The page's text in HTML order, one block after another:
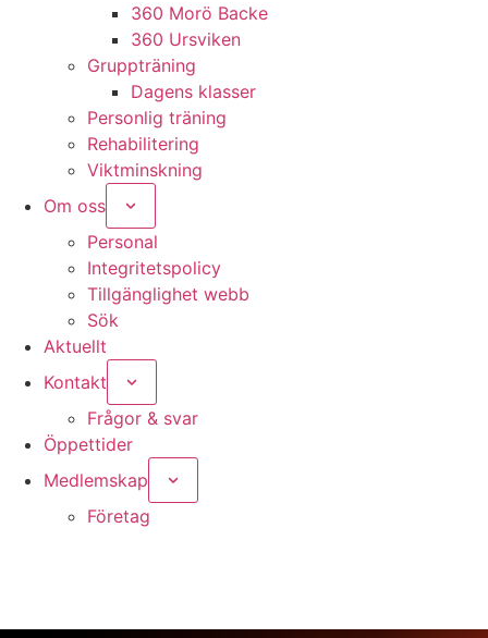
360 Morö Backe
360 Ursviken
Gruppträning
Dagens klasser
Personlig träning
Rehabilitering
Viktminskning
Om oss
Personal
Integritetspolicy
Tillgänglighet webb
Sök
Aktuellt
Kontakt
Frågor & svar
Öppettider
Medlemskap
Företag
Dessa kakor
går inte att